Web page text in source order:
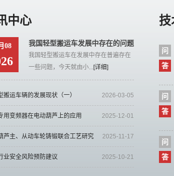
中心
08 我国轻型搬运车发展中存在的问题
我国轻型搬运车在发展中存在普遍存在
一些问题，今天就由小...[详细]
2026-03-05
搬运车辆的发展现状（一）
2025-12-01
用变频器在电动葫芦上的应用
2025-11-17
芦主、从动车轮铸锻联合工艺研究
2025-10-21
业安全风险预防建议
技
问
答
问
答
问
答